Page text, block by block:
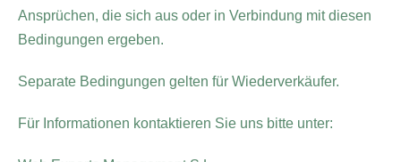
Ansprüchen, die sich aus oder in Verbindung mit diesen
Bedingungen ergeben.
Separate Bedingungen gelten für Wiederverkäufer.
Für Informationen kontaktieren Sie uns bitte unter: